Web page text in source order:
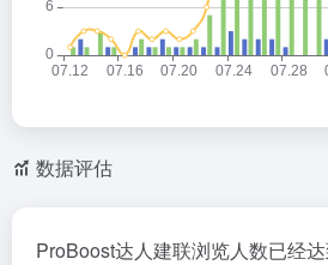
数据评估
ProBoost达人建联浏览人数已经